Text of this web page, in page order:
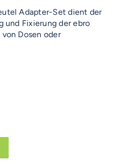
Adapter-Set dient der
und Fixierung der ebro
Dosen oder